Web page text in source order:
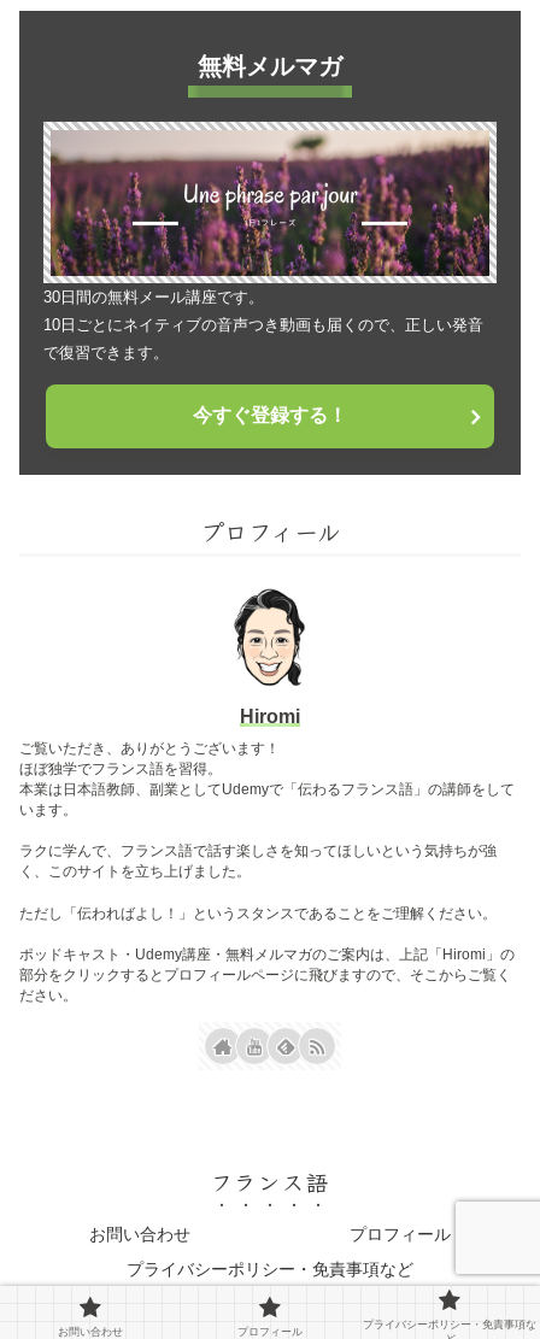
無料メルマガ
30日間の無料メール講座です。
10日ごとにネイティブの音声つき動画も届くので、正しい発音
で復習できます。
今すぐ登録する！
プロフィール
Hiromi
ご覧いただき、ありがとうございます！
ほぼ独学でフランス語を習得。
本業は日本語教師、副業としてUdemyで「伝わるフランス語」の講師をして
います。
ラクに学んで、フランス語で話す楽しさを知ってほしいという気持ちが強
く、このサイトを立ち上げました。
ただし「伝わればよし！」というスタンスであることをご理解ください。
ポッドキャスト・Udemy講座・無料メルマガのご案内は、上記「Hiromi」の
部分をクリックするとプロフィールページに飛びますので、そこからご覧く
ださい。
フランス語
お問い合わせ
プロフィール
プライバシーポリシー・免責事項など
© 2023 フランス語.
お問い合わせ プロフィール
プライバシーポリシー・免責事項な